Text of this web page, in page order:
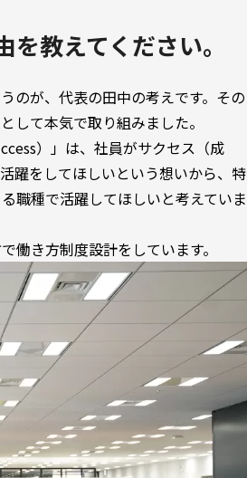
教えてください。
のが、代表の田中の考えです。その
して本気で取り組みました。
）」は、社員がサクセス（成
躍をしてほしいという想いから、特
職種で活躍してほしいと考えていま
働き方制度設計をしています。